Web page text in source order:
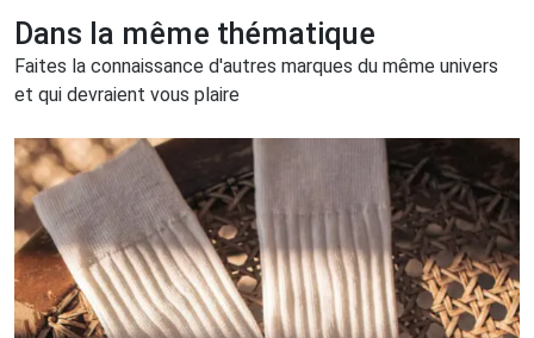
Dans la même thématique
Faites la connaissance d'autres marques du même univers
et qui devraient vous plaire